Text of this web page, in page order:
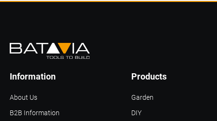
Products
About Us
Information
B2B Information
Garden
DIY